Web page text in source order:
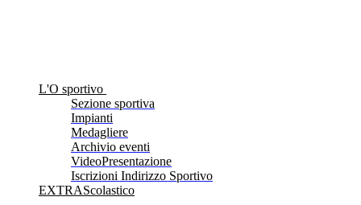
L'O sportivo
Sezione sportiva
Impianti
Medagliere
Archivio eventi
VideoPresentazione
Iscrizioni Indirizzo Sportivo
EXTRAScolastico